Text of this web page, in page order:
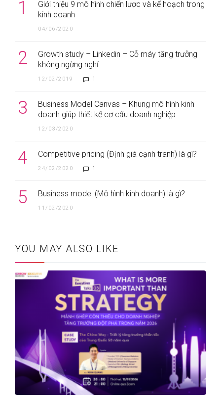
1
Giới thiệu 9 mô hình chiến lược và kế hoạch trong
kinh doanh
04/06/2020
2
Growth study – Linkedin – Cỗ máy tăng trưởng
không ngừng nghỉ
12/02/2019 1
3
Business Model Canvas – Khung mô hình kinh
doanh giúp thiết kế cơ cấu doanh nghiệp
12/03/2020
4 Competitive pricing (Định giá cạnh tranh) là gì?
24/02/2020 1
5 Business model (Mô hình kinh doanh) là gì?
11/02/2020
YOU MAY ALSO LIKE